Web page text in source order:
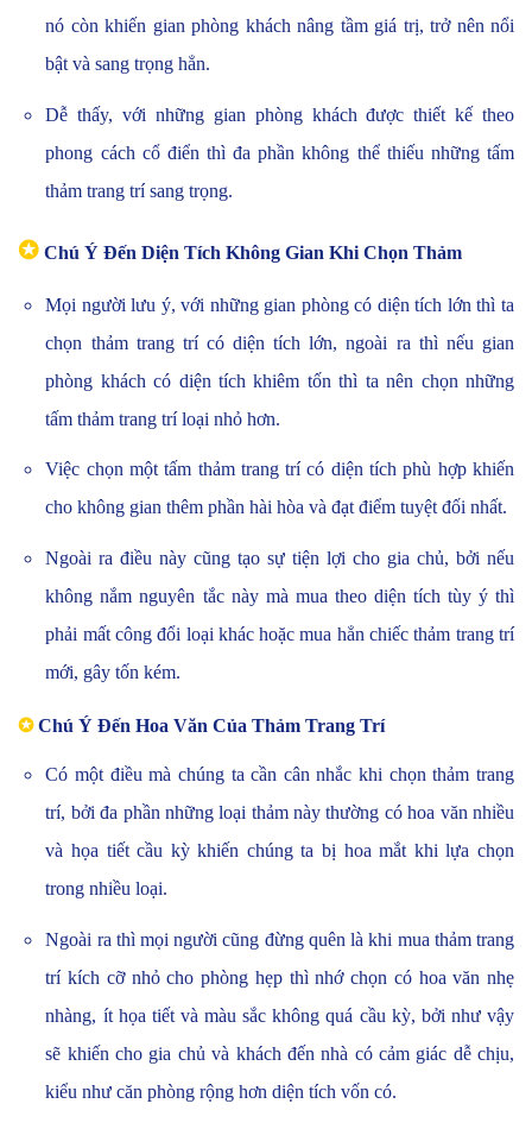
nó còn khiến gian phòng khách nâng tầm giá trị, trở nên nổi
bật và sang trọng hẳn.
Dễ thấy, với những gian phòng khách được thiết kế theo
phong cách cổ điển thì đa phần không thể thiếu những tấm
thảm trang trí sang trọng.
✪ Chú Ý Đến Diện Tích Không Gian Khi Chọn Thảm
Mọi người lưu ý, với những gian phòng có diện tích lớn thì ta
chọn thảm trang trí có diện tích lớn, ngoài ra thì nếu gian
phòng khách có diện tích khiêm tốn thì ta nên chọn những
tấm thảm trang trí loại nhỏ hơn.
Việc chọn một tấm thảm trang trí có diện tích phù hợp khiến
cho không gian thêm phần hài hòa và đạt điểm tuyệt đối nhất.
Ngoài ra điều này cũng tạo sự tiện lợi cho gia chủ, bởi nếu
không nắm nguyên tắc này mà mua theo diện tích tùy ý thì
phải mất công đổi loại khác hoặc mua hẳn chiếc thảm trang trí
mới, gây tốn kém.
✪Chú Ý Đến Hoa Văn Của Thảm Trang Trí
Có một điều mà chúng ta cần cân nhắc khi chọn thảm trang
trí, bởi đa phần những loại thảm này thường có hoa văn nhiều
và họa tiết cầu kỳ khiến chúng ta bị hoa mắt khi lựa chọn
trong nhiều loại.
Ngoài ra thì mọi người cũng đừng quên là khi mua thảm trang
trí kích cỡ nhỏ cho phòng hẹp thì nhớ chọn có hoa văn nhẹ
nhàng, ít họa tiết và màu sắc không quá cầu kỳ, bởi như vậy
sẽ khiến cho gia chủ và khách đến nhà có cảm giác dễ chịu,
kiểu như căn phòng rộng hơn diện tích vốn có.